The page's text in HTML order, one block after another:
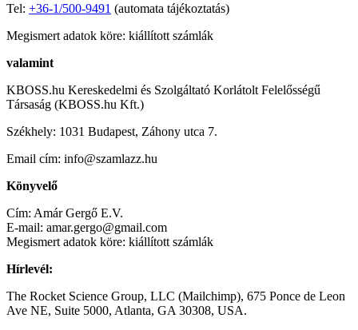
Tel: +36-1/500-9491 (automata tájékoztatás)
Megismert adatok köre: kiállított számlák
valamint
KBOSS.hu Kereskedelmi és Szolgáltató Korlátolt Felelősségű
Társaság (KBOSS.hu Kft.)
Székhely: 1031 Budapest, Záhony utca 7.
Email cím: info@szamlazz.hu
Könyvelő
Cím: Amár Gergő E.V.
E-mail: amar.gergo@gmail.com
Megismert adatok köre: kiállított számlák
Hírlevél:
The Rocket Science Group, LLC (Mailchimp), 675 Ponce de Leon
Ave NE, Suite 5000, Atlanta, GA 30308, USA.